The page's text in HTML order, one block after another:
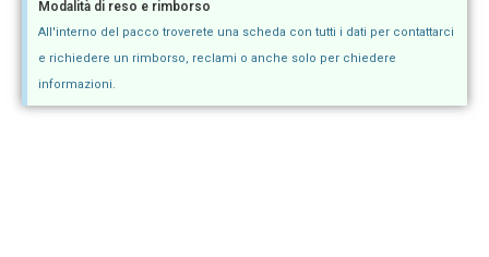
Modalità di reso e rimborso
All'interno del pacco troverete una scheda con tutti i dati per contattarci
e richiedere un rimborso, reclami o anche solo per chiedere
informazioni.